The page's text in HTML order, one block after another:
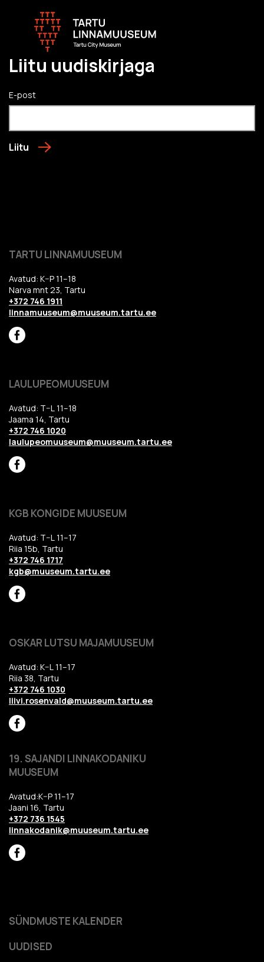
Liitu uudiskirjaga
E-post
Liitu
TARTU LINNAMUUSEUM
Avatud: K–P 11–18
Narva mnt 23, Tartu
+372 746 1911
linnamuuseum@muuseum.tartu.ee
LAULUPEOMUUSEUM
Avatud: T–L 11–18
Jaama 14, Tartu
+372 746 1020
laulupeomuuseum@muuseum.tartu.ee
KGB KONGIDE MUUSEUM
Avatud: T–L 11–17
Riia 15b, Tartu
+372 746 1717
kgb@muuseum.tartu.ee
OSKAR LUTSU MAJAMUUSEUM
Avatud: K–L 11–17
Riia 38, Tartu
+372 746 1030
liivi.rosenvald@muuseum.tartu.ee
19. SAJANDI LINNAKODANIKU
MUUSEUM
Avatud:K–P 11–17
Jaani 16, Tartu
+372 736 1545
linnakodanik@muuseum.tartu.ee
SÜNDMUSTE KALENDER
UUDISED